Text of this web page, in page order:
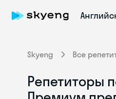
Skyeng Все
Репетиторы